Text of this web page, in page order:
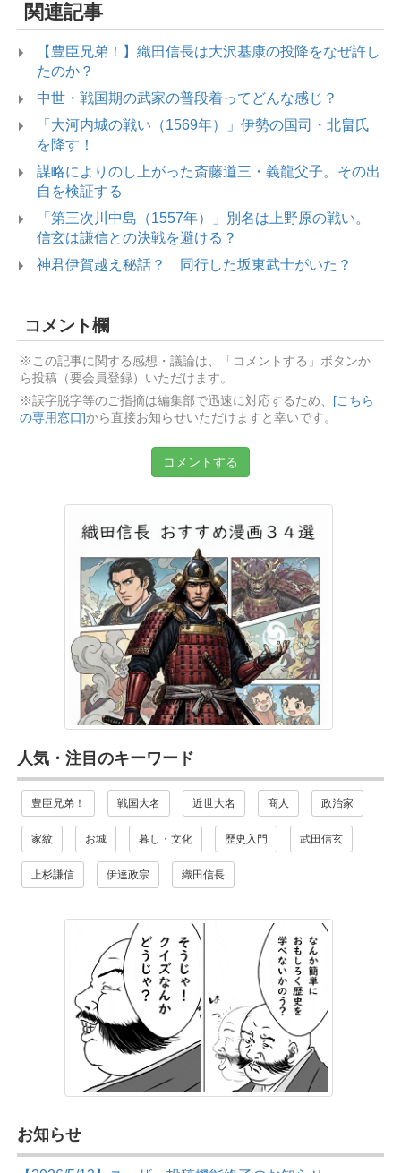
関連記事
【豊臣兄弟！】織田信長は大沢基康の投降をなぜ許し
たのか？
中世・戦国期の武家の普段着ってどんな感じ？
「大河内城の戦い（1569年）」伊勢の国司・北畠氏
を降す！
謀略によりのし上がった斎藤道三・義龍父子。その出
自を検証する
「第三次川中島（1557年）」別名は上野原の戦い。
信玄は謙信との決戦を避ける？
神君伊賀越え秘話？ 同行した坂東武士がいた？
コメント欄
※この記事に関する感想・議論は、「コメントする」ボタンか
ら投稿（要会員登録）いただけます。
※誤字脱字等のご指摘は編集部で迅速に対応するため、
[こちら
の専用窓口]から直接お知らせいただけますと幸いです。
コメントする
人気・注目のキーワード
豊臣兄弟！ 戦国大名 近世大名 商人 政治家
家紋 お城 暮し・文化 歴史入門 武田信玄
上杉謙信 伊達政宗 織田信長
お知らせ